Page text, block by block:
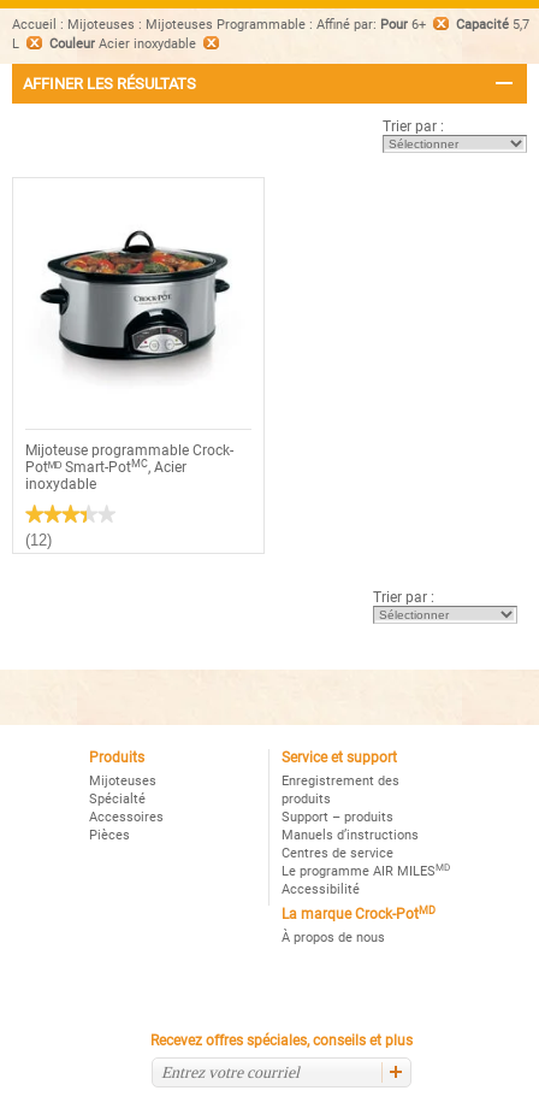
Accueil : Mijoteuses : Mijoteuses Programmable : Affiné par: Pour 6+ Capacité 5,7
L
Couleur Acier inoxydable
AFFINER LES RÉSULTATS
Trier par :
Mijoteuse programmable Crock-
Potᴹᴰ Smart-PotMC, Acier
inoxydable
★★★★★
★★★★★
3.4
étoile(s)
Smart-
(12)
Trier par :
Produits
Mijoteuses
Spécialté
Accessoires
Pièces
Service et support
Enregistrement des
produits
Support – produits
Manuels d’instructions
Centres de service
Le programme AIR MILESMD
Accessibilité
La marque Crock-PotMD
À propos de nous
Recevez offres spéciales, conseils et plus